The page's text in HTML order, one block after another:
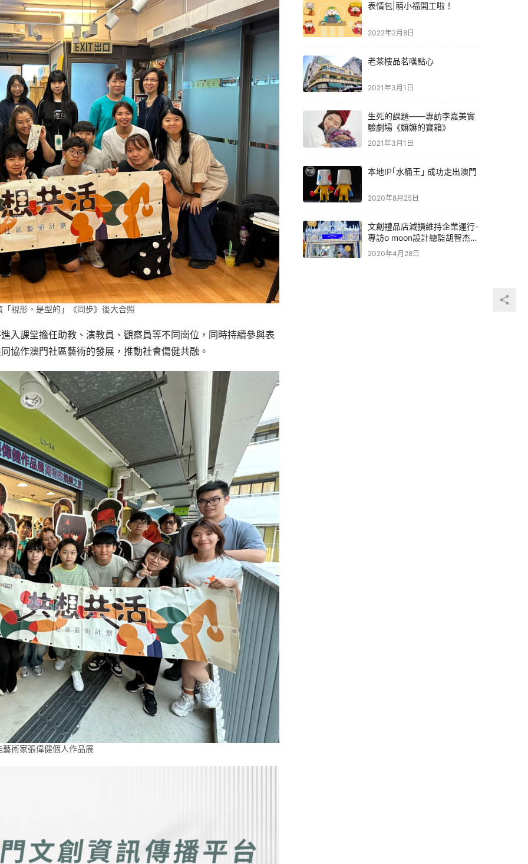
視形。是型的」《同步》後大合照
入課堂擔任助教、演教員、觀察員等不同崗位，同時持續參與表
協作澳門社區藝術的發展，推動社會傷健共融。
藝術家張偉健個人作品展
表情包|萌小福開工啦！
2022年2月8日
老茶樓品茗嘆點心
2021年3月1日
生死的課題——專訪李嘉美實
驗劇場《嫲嫲的寶箱》
2021年3月1日
本地IP｢水桶王｣ 成功走出澳門
2020年8月25日
文創禮品店減損維持企業運行-
專訪o moon設計總監胡智杰先
生
2020年4月28日